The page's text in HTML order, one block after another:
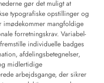
gør det muligt at
typografiske opstillinger og
imødekommer mangfoldige
forretningskrav. Variabel-
individuelle badges
afdelingsbetegnelser,
midlertidige
arbejdsgange, der sikrer